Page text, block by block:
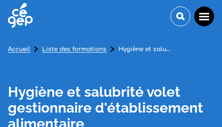
Hygiène et salubrité volet
gestionnaire d'établissement
Accueil Liste des formations Hygiène et salubrité volet gestionnaire d'établissement alimentaire